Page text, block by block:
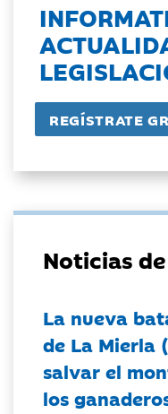
Noticias
La nueva
de La Mierla
salvar el
los